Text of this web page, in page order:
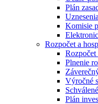
Plán
Komisie
Rozpočet a
Rozpočet
Plnenie
Výročné
Plán